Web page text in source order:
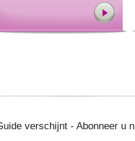
verschijnt - Abonneer u